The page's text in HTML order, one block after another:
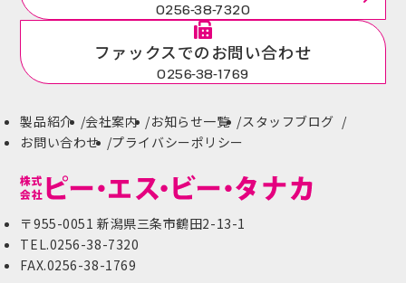
0256-38-7320
ファックスでのお問い合わせ
0256-38-1769
製品紹介 会社案内 お知らせ一覧
スタッフブログ
お問い合わせ
プライバシーポリシー
〒955-0051 新潟県三条市鶴田2-13-1
TEL.0256-38-7320
FAX.0256-38-1769